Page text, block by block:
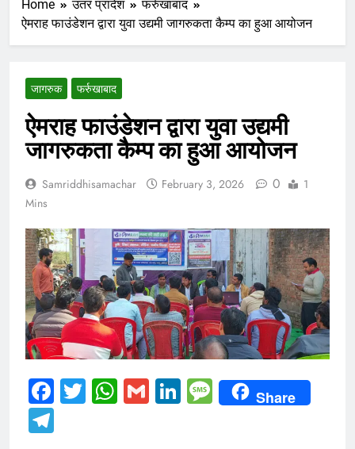
Home उतर प्रादेश
फर्रुखाबाद
ऐमराह फाउंडेशन द्वारा युवा उद्यमी जागरुकता कैम्प का हुआ आयोजन
जागरुक फर्रुखाबाद
ऐमराह फाउंडेशन द्वारा युवा उद्यमी
जागरुकता कैम्प का हुआ आयोजन
Samriddhisamachar February 3, 2026 0
1
Mins
Facebook
Twitter
WhatsApp
GmailLinkedIn
Message
Share